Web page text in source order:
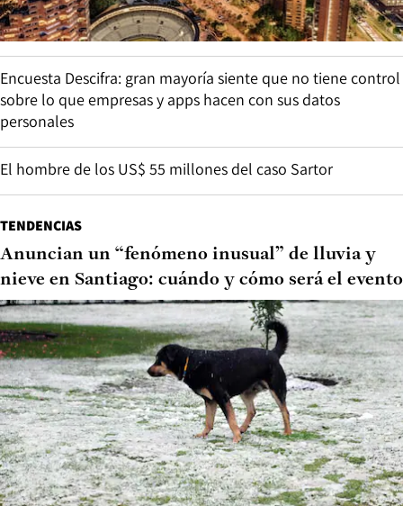
Encuesta Descifra: gran mayoría siente que no tiene control
sobre lo que empresas y apps hacen con sus datos
personales
El hombre de los US$ 55 millones del caso Sartor
TENDENCIAS
Anuncian un “fenómeno inusual” de lluvia y
nieve en Santiago: cuándo y cómo será el evento